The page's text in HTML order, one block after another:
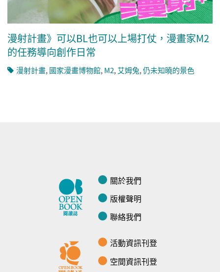
漫射計畫》可以BL也可以上場打仗，漫畫家M2
的任務導向創作日常
漫射計畫, 國家漫畫博物館, M2, 艾姆兔,仍未知曉的景色
關於我們
版權聲明
聯絡我們
活動資訊刊登
空間資訊刊登